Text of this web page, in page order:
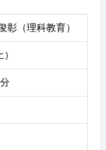
（理科教育）